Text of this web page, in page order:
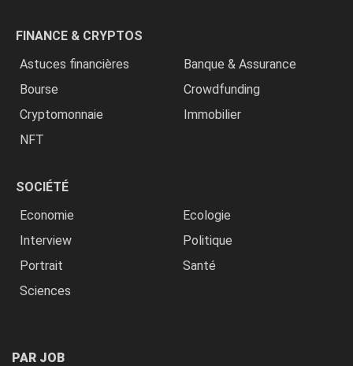
FINANCE & CRYPTOS
Astuces financières
Banque & Assurance
Bourse
Crowdfunding
Cryptomonnaie
Immobilier
NFT
SOCIÉTÉ
Economie
Ecologie
Interview
Politique
Portrait
Santé
Sciences
PAR JOB